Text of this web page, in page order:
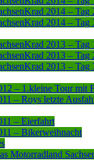
2014 – Tag
2014 – Tag
2013 – Tag
2013 – Tag
2013 – Tag
– 1.kleine Tour mit
– Roys letzte
– Eierfahrt
– Bikerweihnacht
Motorradland